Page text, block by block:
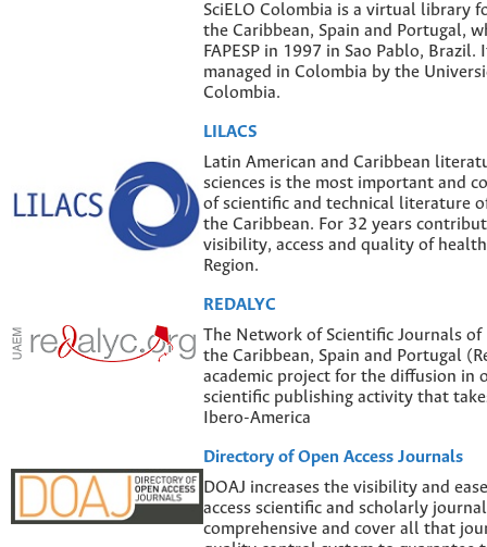
SciELO Colombia is a virtual library
the Caribbean, Spain and Portugal,
FAPESP in 1997 in Sao Pablo,
managed in Colombia by the
Colombia.
LILACS
Latin American and Caribbean
sciences is the most important and
of scientific and technical literature
the Caribbean. For 32 years
visibility, access and quality of
Region.
REDALYC
The Network of Scientific Journals of
the Caribbean, Spain and Portugal
academic project for the diffusion in
scientific publishing activity that
Ibero-America
Directory of Open Access Journals
DOAJ increases the visibility and
access scientific and scholarly
comprehensive and cover all that